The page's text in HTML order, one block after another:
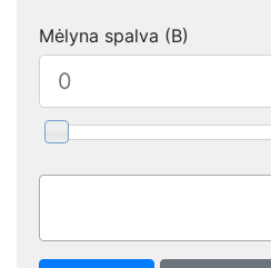
Mėlyna spalva (B)